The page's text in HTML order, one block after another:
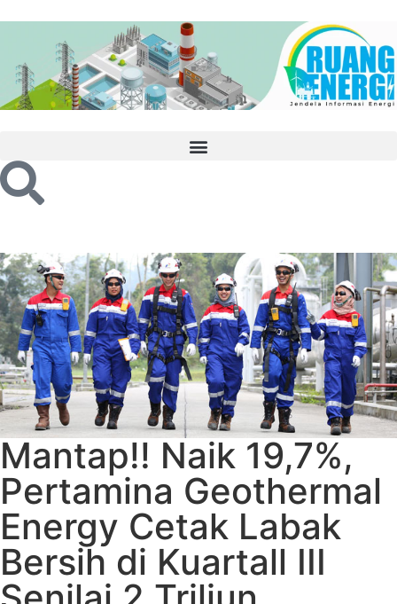
Mantap!! Naik 19,7%,
Pertamina Geothermal
Energy Cetak Labak
Bersih di Kuartall III